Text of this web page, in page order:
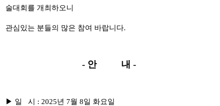
술대회를 개최하오니
관심있는 분들의 많은 참여 바랍니다.
- 안 내 -
▶ 일 시 : 2025년 7월 8일 화요일